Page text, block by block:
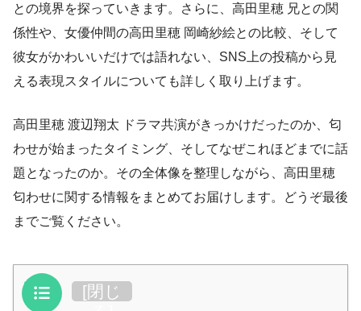
との境界を探っていきます。さらに、高田里穂 兄との関
係性や、女優仲間の高田里穂 岡崎紗絵との比較、そして
彼女がかわいいだけでは語れない、SNS上の投稿から見
える表現スタイルについても詳しく取り上げます。
高田里穂 渡辺翔太 ドラマ共演がきっかけだったのか、匂
わせが始まったタイミング、そしてなぜこれほどまでに話
題となったのか。その全体像を整理しながら、高田里穂
匂わせに関する情報をまとめてお届けします。どうぞ最後
までご覧ください。
目次 [閉じ